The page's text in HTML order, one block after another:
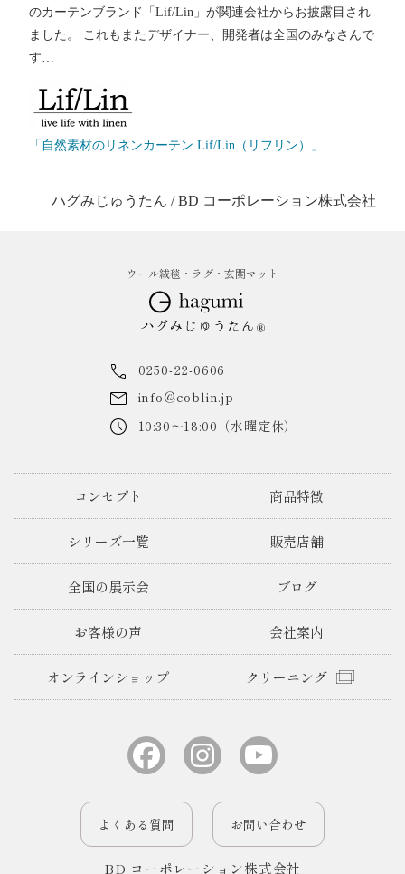
のカーテンブランド「Lif/Lin」が関連会社からお披露目され
ました。 これもまたデザイナー、開発者は全国のみなさんで
す…
「自然素材のリネンカーテン Lif/Lin（リフリン）」
ハグみじゅうたん / BD コーポレーション株式会社
ウール絨毯・ラグ・玄関マット
0250-22-0606
info@coblin.jp
10:30～18:00（水曜定休）
コンセプト 商品特徴
シリーズ一覧 販売店舗
全国の展示会 ブログ
お客様の声 会社案内
オンラインショップ クリーニング
よくある質問 お問い合わせ
BD コーポレーション株式会社